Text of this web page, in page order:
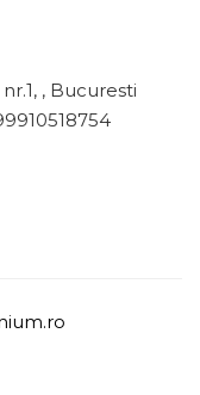
, Bucuresti